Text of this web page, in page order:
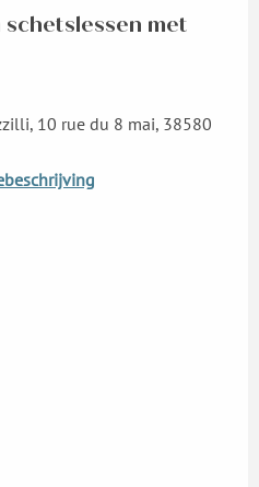
schetslessen met
10 rue du 8 mai, 38580